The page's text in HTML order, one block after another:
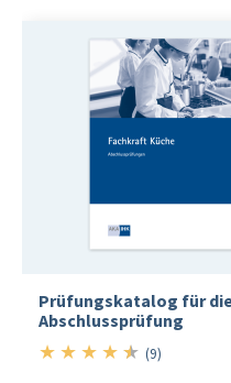
Prüfungskatalog für
Abschlussprüfung
★ ★ ★ ★ ★ 4.5/5
(9)